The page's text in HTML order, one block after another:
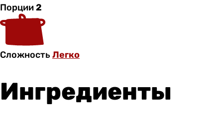
Порции2
Сложность Легко
Ингредиенты